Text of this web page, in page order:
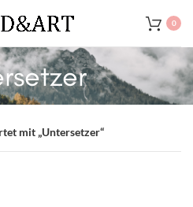
0
mit „Untersetzer“